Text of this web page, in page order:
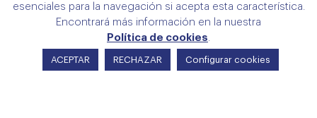
Servicios directos
esenciales para la navegación si acepta esta característica.
Encontrará más información en la nuestra
Política de cookies.
ACEPTAR RECHAZAR Configurar cookies